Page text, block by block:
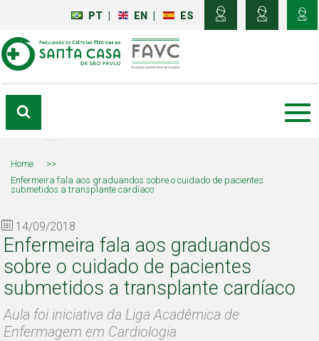
PT EN ES
Home
>>
Enfermeira fala aos graduandos sobre o cuidado de pacientes
submetidos a transplante cardíaco
14/09/2018
Enfermeira fala aos graduandos
sobre o cuidado de pacientes
submetidos a transplante cardíaco
Aula foi iniciativa da Liga Acadêmica de
Enfermagem em Cardiologia